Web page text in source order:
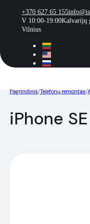
+370 627 65 155
V 10:00-19:00Kalvarijų
Vilnius
Pagrindinis/Telefonų remontas/
iPhone